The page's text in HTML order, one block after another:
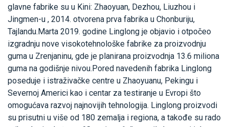
glavne fabrike su u Kini: Zhaoyuan, Dezhou, Liuzhou i
Jingmen-u , 2014. otvorena prva fabrika u Chonburiju,
Tajlandu.Marta 2019. godine Linglong je objavio i otpočeo
izgradnju nove visokotehnološke fabrike za proizvodnju
guma u Zrenjaninu, gde je planirana proizvodnja 13.6 miliona
guma na godišnje nivou.Pored navedenih fabrika Linglong
poseduje i istraživačke centre u Zhaoyuanu, Pekingu i
Severnoj Americi kao i centar za testiranje u Evropi što
omogućava razvoj najnovijih tehnologija. Linglong proizvodi
su prisutni u više od 180 zemalja i regiona, a takođe su rado